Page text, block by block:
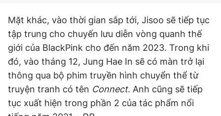
Mặt khác, vào thời gian sắp tới, Jisoo sẽ tiếp tục
tập trung cho chuyến lưu diễn vòng quanh thế
giới của BlackPink cho đến năm 2023. Trong khi
đó, vào tháng 12, Jung Hae In sẽ có màn trở lại
thông qua bộ phim truyền hình chuyển thể từ
truyện tranh có tên Connect. Anh cũng sẽ tiếp
tục xuất hiện trong phần 2 của tác phẩm nổi